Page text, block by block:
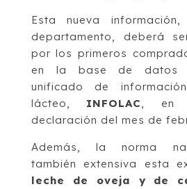
Esta nueva
departamento, deberá
por los primeros
en la base de datos
unificado de
lácteo, INFOLAC
, en
declaración del mes de
Además, la norma
también extensiva esta
leche de oveja y de